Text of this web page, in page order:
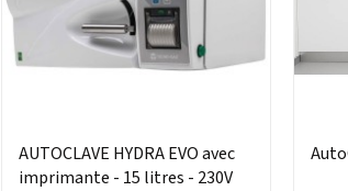
AUTOCLAVE HYDRA EVO avec
imprimante - 15 litres - 230V